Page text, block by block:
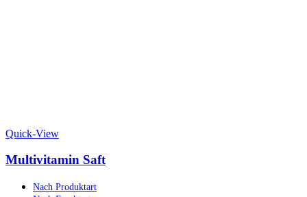
Quick-View
Multivitamin Saft
Nach Produktart